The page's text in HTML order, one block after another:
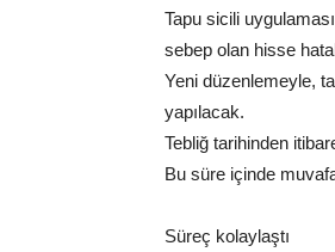
Tapu sicili
sebep olan hisse
Yeni düzenlemeyle,
yapılacak.
Tebliğ tarihinden
Bu süre içinde
Süreç kolaylaştı